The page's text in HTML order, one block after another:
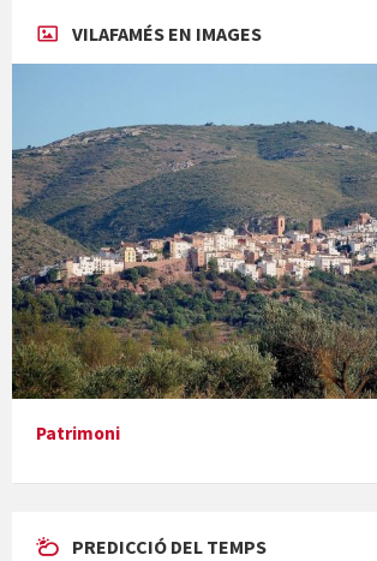
Paella monumental i TARDEO. Amics de la vaca
Diumenge de ressurecció
VILAFAMÉS EN IMAGES
Patrimoni
PREDICCIÓ DEL TEMPS